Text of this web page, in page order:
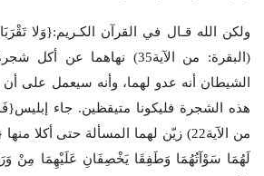
ولكن الله قـال في القرآن الكـريم:{وَلا
(البقرة: من الآية35) نهاهما
الشيطان أنه عدو لهما، وأنه سيعمل على
هذه الشجرة فليكونا متيقظين. جاء
من الآية22) زيّن لهما المسألة حتى أكلا
لَهُمَا سَوْآتُهُمَا وَطَفِقَا يَخْصِفَانِ عَلَيْهِمَا مِنْ